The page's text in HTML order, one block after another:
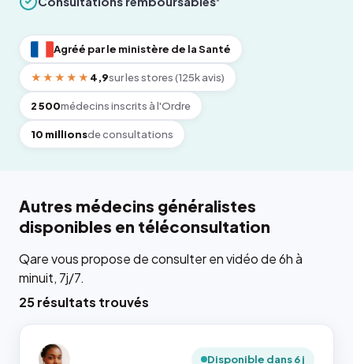
Agréé par le ministère de la Santé
★★★★★ 4,9sur les stores (125k avis)
2 500médecins inscrits à l'Ordre
10 millionsde consultations
Autres médecins généralistes
disponibles en téléconsultation
Qare vous propose de consulter en vidéo de 6h à
minuit, 7j/7.
25 résultats trouvés
Disponible dans 6 j